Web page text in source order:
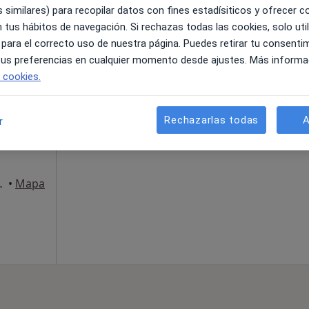
Calella • Mapa
similares) para recopilar datos con fines estadísiticos y ofrecer
tus hábitos de navegación. Si rechazas todas las cookies, solo
el correcto uso de nuestra página. Puedes retirar tu
preferencias en cualquier momento desde ajustes. Más
Rechazarlas todas